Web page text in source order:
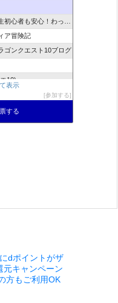
も安心！わったーブログ
ア冒険記
ゴンクエスト10ブログ
10)
表示
参加する
する
dポイントがザ
元キャンペーン
方もご利用OK